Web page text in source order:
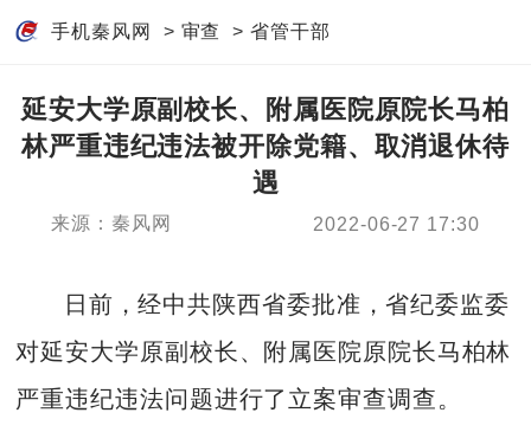
手机秦风网 > 审查 > 省管干部
延安大学原副校长、附属医院原院长马柏
林严重违纪违法被开除党籍、取消退休待
遇
来源：秦风网 2022-06-27 17:30
日前，经中共陕西省委批准，省纪委监委
对延安大学原副校长、附属医院原院长马柏林
严重违纪违法问题进行了立案审查调查。